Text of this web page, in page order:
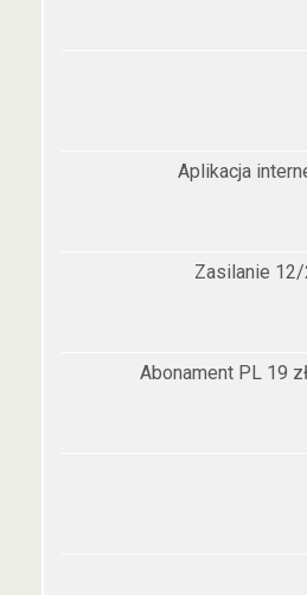
Aplikacja
Zasilanie
Abonament PL 19